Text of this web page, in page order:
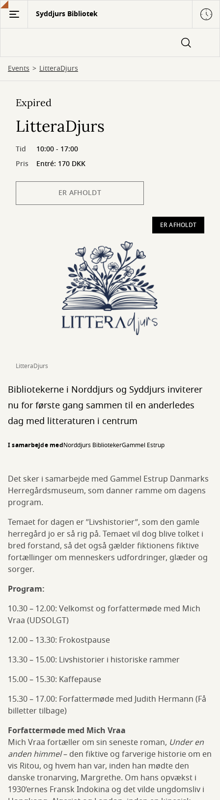
Gå
hovedindhold
Syddjurs Bibliotek
Events LitteraDjurs
ER AFHOLDT
LitteraDjurs
Expired
LitteraDjurs
Tid
10:00 - 17:00
Pris
Entré: 170 DKK
ER AFHOLDT
Bibliotekerne i Norddjurs og Syddjurs inviterer
nu for første gang sammen til en anderledes
dag med litteraturen i centrum
I samarbejde medNorddjurs BibliotekerGammel Estrup
Det sker i samarbejde med Gammel Estrup Danmarks
Herregårdsmuseum, som danner ramme om dagens
program.
Temaet for dagen er ”Livshistorier”, som den gamle
herregård jo er så rig på. Temaet vil dog blive tolket i
bred forstand, så det også gælder fiktionens fiktive
fortællinger om menneskers udfordringer, glæder og
sorger.
Program:
10.30 – 12.00: Velkomst og forfattermøde med Mich
Vraa (UDSOLGT)
12.00 – 13.30: Frokostpause
13.30 – 15.00: Livshistorier i historiske rammer
15.00 – 15.30: Kaffepause
15.30 – 17.00: Forfattermøde med Judith Hermann (Få
billetter tilbage)
Forfattermøde med Mich Vraa
Mich Vraa fortæller om sin seneste roman, Under en
anden himmel– den fiktive og farverige historie om en
vis Ritou, og hvem han var, inden han mødte den
danske tronarving, Margrethe. Om hans opvækst i
1930’ernes Fransk Indokina og det vilde ungdomsliv i